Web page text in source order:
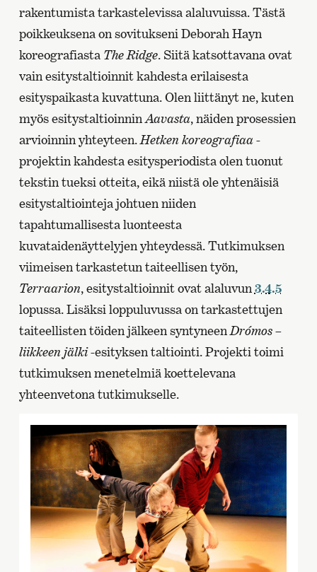
rakentumista tarkastelevissa alaluvuissa. Tästä
poikkeuksena on sovitukseni Deborah Hayn
koreografiasta The Ridge. Siitä katsottavana ovat
vain esitystaltioinnit kahdesta erilaisesta
esityspaikasta kuvattuna. Olen liittänyt ne, kuten
myös esitystaltioinnin Aavasta, näiden prosessien
arvioinnin yhteyteen. Hetken koreografiaa-
projektin kahdesta esitysperiodista olen tuonut
tekstin tueksi otteita, eikä niistä ole yhtenäisiä
esitystaltiointeja johtuen niiden
tapahtumallisesta luonteesta
kuvataidenäyttelyjen yhteydessä. Tutkimuksen
viimeisen tarkastetun taiteellisen työn,
Terraarion, esitystaltioinnit ovat alaluvun 3.4.5
lopussa. Lisäksi loppuluvussa on tarkastettujen
taiteellisten töiden jälkeen syntyneen Drómos –
liikkeen jälki-esityksen taltiointi. Projekti toimi
tutkimuksen menetelmiä koettelevana
yhteenvetona tutkimukselle.